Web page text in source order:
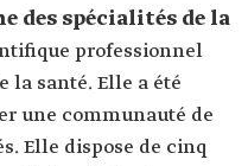
des spécialités de la
professionnel
la santé. Elle a été
une communauté de
Elle dispose de cinq